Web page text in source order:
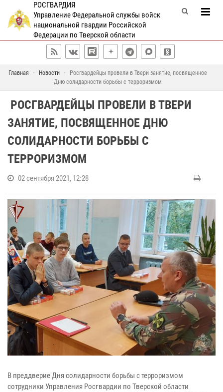
РОСГВАРДИЯ
Управление Федеральной службы войск
национальной гвардии Российской
Федерации по Тверской области
Главная Новости
​ Росгвардейцы провели в Твери занятие, посвященное
Дню солидарности борьбы с терроризмом
​ РОСГВАРДЕЙЦЫ ПРОВЕЛИ В ТВЕРИ
ЗАНЯТИЕ, ПОСВЯЩЕННОЕ ДНЮ
СОЛИДАРНОСТИ БОРЬБЫ С
ТЕРРОРИЗМОМ
02 сентября 2021, 12:28
В преддверие Дня солидарности борьбы с терроризмом
сотрудники Управления Росгвардии по Тверской области